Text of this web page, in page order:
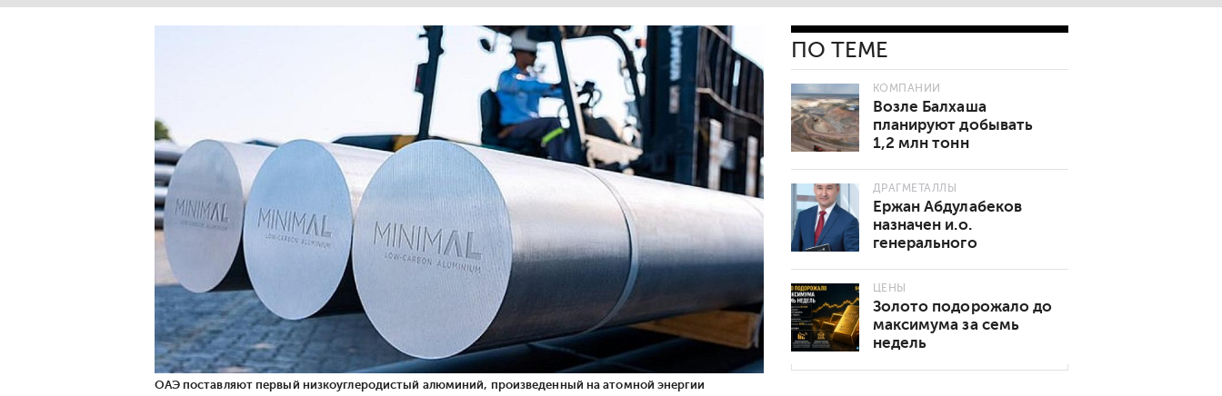
ОАЭ поставляют первый низкоуглеродистый алюминий, произведенный на атомной энергии
ПО ТЕМЕ
КОМПАНИИ
Возле Балхаша
планируют добывать
1,2 млн тонн
руды в год
ДРАГМЕТАЛЛЫ
Ержан Абдулабеков
назначен и.о.
генерального
ЦЕНЫ
Золото подорожало до
максимума за семь
недель